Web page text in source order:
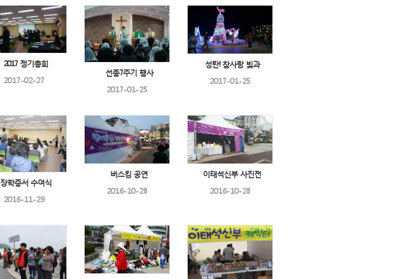
2017 정기총회
2017-02-27
선종7주기 행사
2017-01-25
성탄! 참사랑 빛과
2017-01-25
장학증서 수여식
2016-11-29
버스킹 공연
2016-10-28
이태석신부 사진전
2016-10-28